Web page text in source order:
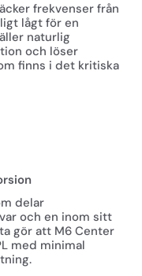
frekvenser från
lågt för en
naturlig
och löser
finns i det kritiska
delar
och en inom sitt
gör att M6 Center
med minimal